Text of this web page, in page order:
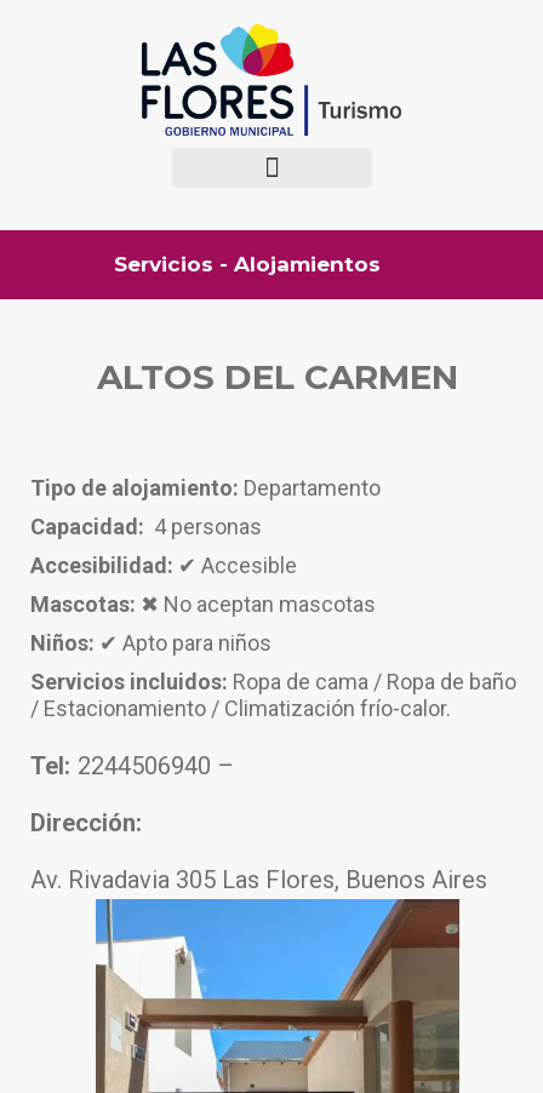
Servicios - Alojamientos
ALTOS DEL CARMEN
Tipo de alojamiento: Departamento
Capacidad: 4 personas
Accesibilidad: ✔ Accesible
Mascotas: ✖ No aceptan mascotas
Niños: ✔ Apto para niños
Servicios incluidos: Ropa de cama / Ropa de baño
/ Estacionamiento / Climatización frío-calor.
Tel: 2244506940 –
Dirección:
Av. Rivadavia 305 Las Flores, Buenos Aires